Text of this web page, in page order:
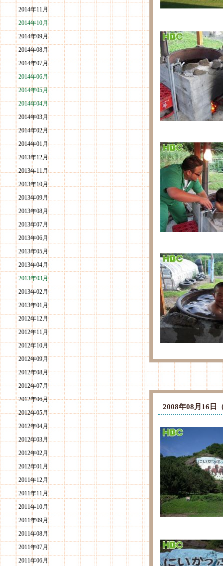
2014年11月
2014年10月
2014年09月
2014年08月
2014年07月
2014年06月
2014年05月
2014年04月
2014年03月
2014年02月
2014年01月
2013年12月
2013年11月
2013年10月
2013年09月
2013年08月
2013年07月
2013年06月
2013年05月
2013年04月
2013年03月
2013年02月
2013年01月
2012年12月
2012年11月
2012年10月
2012年09月
2012年08月
2012年07月
2012年06月
2012年05月
2012年04月
2012年03月
2012年02月
2012年01月
2011年12月
2011年11月
2011年10月
2011年09月
2011年08月
2011年07月
2011年06月
2008年08月16